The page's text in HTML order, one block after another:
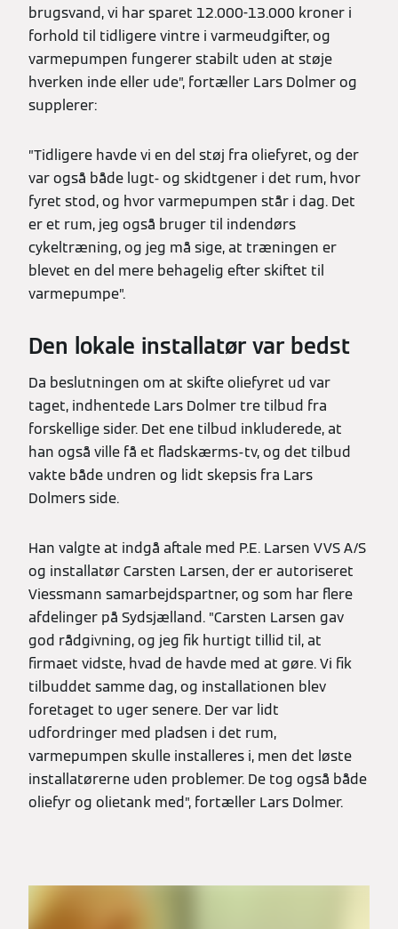
brugsvand, vi har sparet 12.000-13.000 kroner i
forhold til tidligere vintre i varmeudgifter, og
varmepumpen fungerer stabilt uden at støje
hverken inde eller ude”, fortæller Lars Dolmer og
supplerer:
”Tidligere havde vi en del støj fra oliefyret, og der
var også både lugt- og skidtgener i det rum, hvor
fyret stod, og hvor varmepumpen står i dag. Det
er et rum, jeg også bruger til indendørs
cykeltræning, og jeg må sige, at træningen er
blevet en del mere behagelig efter skiftet til
varmepumpe”.
Den lokale installatør var bedst
Da beslutningen om at skifte oliefyret ud var
taget, indhentede Lars Dolmer tre tilbud fra
forskellige sider. Det ene tilbud inkluderede, at
han også ville få et fladskærms-tv, og det tilbud
vakte både undren og lidt skepsis fra Lars
Dolmers side.
Han valgte at indgå aftale med P.E. Larsen VVS A/S
og installatør Carsten Larsen, der er autoriseret
Viessmann samarbejdspartner, og som har flere
afdelinger på Sydsjælland. ”Carsten Larsen gav
god rådgivning, og jeg fik hurtigt tillid til, at
firmaet vidste, hvad de havde med at gøre. Vi fik
tilbuddet samme dag, og installationen blev
foretaget to uger senere. Der var lidt
udfordringer med pladsen i det rum,
varmepumpen skulle installeres i, men det løste
installatørerne uden problemer. De tog også både
oliefyr og olietank med”, fortæller Lars Dolmer.